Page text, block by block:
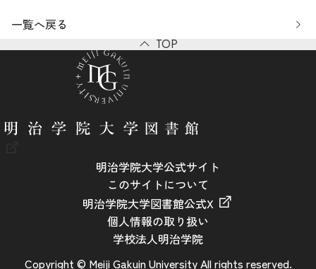
一覧へ戻る
TOP
明治学院大学公式サイト
このサイトについて
明治学院大学図書館公式X
個人情報の取り扱い
学校法人明治学院
Copyright © Meiji Gakuin University All rights reserved.